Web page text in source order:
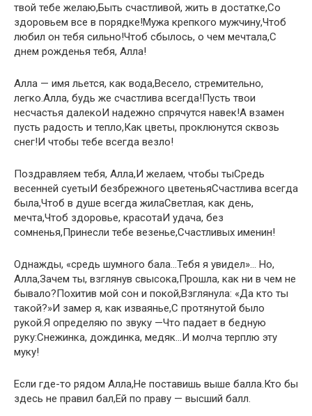
твой тебе желаю,Быть счастливой, жить в достатке,Со
здоровьем все в порядке!Мужа крепкого мужчину,Чтоб
любил он тебя сильно!Чтоб сбылось, о чем мечтала,С
днем рожденья тебя, Алла!
Алла — имя льется, как вода,Весело, стремительно,
легко.Алла, будь же счастлива всегда!Пусть твои
несчастья далекоИ надежно спрячутся навек!А взамен
пусть радость и тепло,Как цветы, проклюнутся сквозь
снег!И чтобы тебе всегда везло!
Поздравляем тебя, Алла,И желаем, чтобы тыСредь
весенней суетыИ безбрежного цветеньяСчастлива всегда
была,Чтоб в душе всегда жилаСветлая, как день,
мечта,Чтоб здоровье, красотаИ удача, без
сомненья,Принесли тебе везенье,Счастливых именин!
Однажды, «средь шумного бала…Тебя я увидел»… Но,
Алла,Зачем ты, взглянув свысока,Прошла, как ни в чем не
бывало?Похитив мой сон и покой,Взглянула: «Да кто ты
такой?»И замер я, как изваянье,С протянутой было
рукой.Я определяю по звуку —Что падает в бедную
руку:Снежинка, дождинка, медяк…И молча терплю эту
муку!
Если где-то рядом Алла,Не поставишь выше балла.Кто бы
здесь не правил бал,Ей по праву — высший балл.